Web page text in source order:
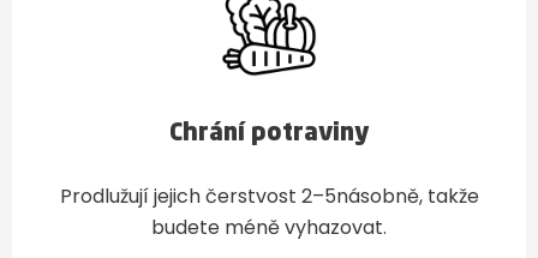
Chrání potraviny
Prodlužují jejich čerstvost 2–5násobně, takže
budete méně vyhazovat.